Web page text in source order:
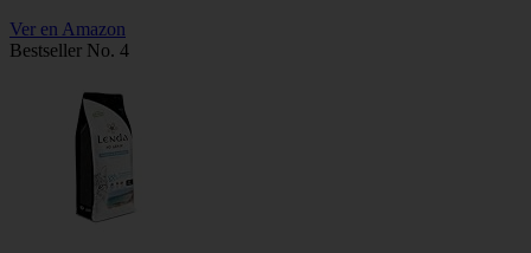
Ver en Amazon
Bestseller No. 4